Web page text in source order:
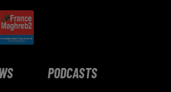
PODCASTS